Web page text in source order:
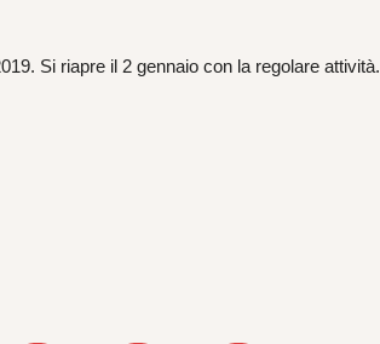
Si riapre il 2 gennaio con la regolare attività.